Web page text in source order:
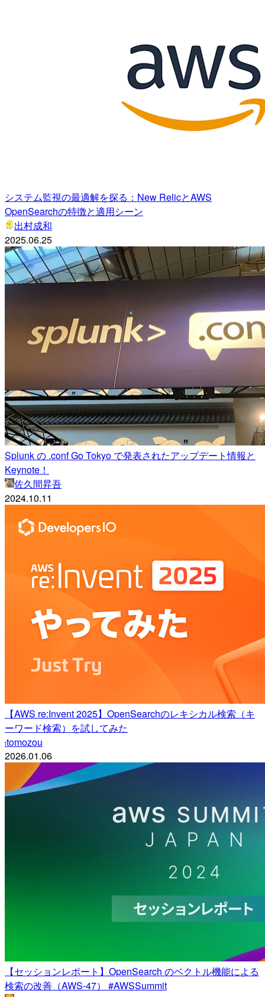
システム監視の最適解を探る：New RelicとAWS
OpenSearchの特徴と適用シーン
出村成和
2025.06.25
Splunk の .conf Go Tokyo で発表されたアップデート情報と
Keynote！
佐久間昇吾
2024.10.11
【AWS re:Invent 2025】OpenSearchのレキシカル検索（キ
ーワード検索）を試してみた
ttomozou
2026.01.06
【セッションレポート】OpenSearch のベクトル機能による
検索の改善（AWS-47） #AWSSummit